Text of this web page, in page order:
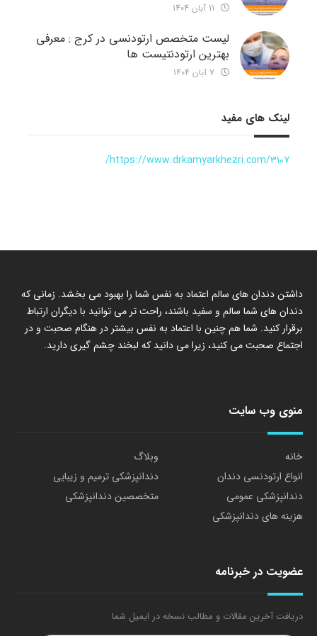
لیست متخصص ارتودنسی در کرج : معرفی
بهترین ارتودنتیست ها
لینک های مفید
https://www.drkamyarkhezri.com/3107/
داشتن دندان های سالم اعتماد به نفس شما را بهبود می بخشد. زمانی که
دندان های شما سالم و سفید باشند، راحت تر می توانید با دیگران ارتباط
برقرار کنید. شما هم چنین با اعتماد به نفس بیشتر در هنگام صحبت و در
اجتماع صحبت می کنید، زیرا می دانید که لبخند چشم گیری دارید.
منوی وب سایت
خانه
وبلاگ
انواع ارتودنسی دندان
دندانپزشکی ترمیم و زیبایی
دندانپزشکی عمومی
متخصصین دندانپزشکی
هزینه های دندانپزشکی
عضویت در خبرنامه
دریافت آخرین مقالات و مطالب نسخه در ایمیل شما